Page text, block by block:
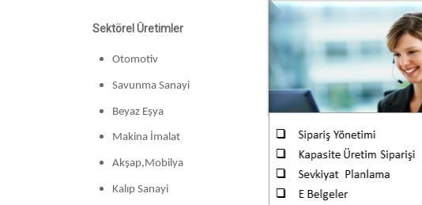
Sektörel Üretimler
Otomotiv
Savunma Sanayi
Beyaz Eşya
Makina İmalat
Akşap,Mobilya
Kalıp Sanayi